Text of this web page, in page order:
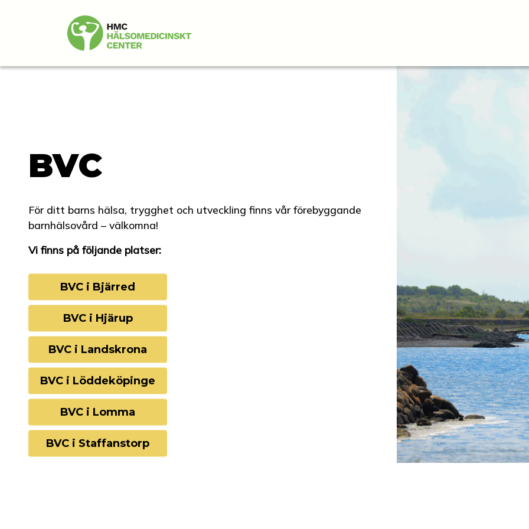
BVC
För ditt barns hälsa, trygghet och utveckling finns vår förebyggande
barnhälsovård – välkomna!
Vi finns på följande platser:
BVC i Bjärred
BVC i Hjärup
BVC i Landskrona
BVC i Löddeköpinge
BVC i Lomma
BVC i Staffanstorp